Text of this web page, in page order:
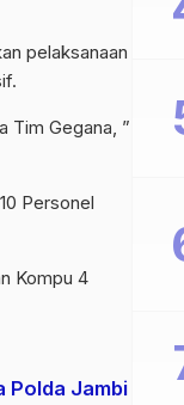
pelaksanaan
Tim Gegana, ”
Personel
Kompu 4
Polda Jambi